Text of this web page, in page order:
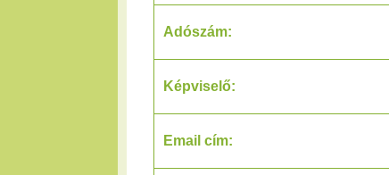
Adószám:
Képviselő:
Email cím: